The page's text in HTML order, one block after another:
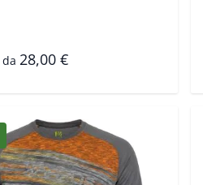
28,00 €